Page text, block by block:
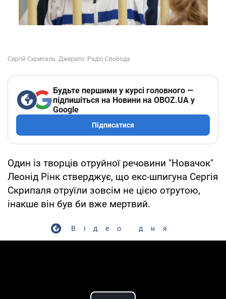
Будьте першими у курсі головного —
підпишіться на Новини на OBOZ.UA у
Google
Підписатися
Один із творців отруйної речовини "Новачок"
Леонід Рінк стверджує, що екс-шпигуна Сергія
Скрипаля отруїли зовсім не цією отрутою,
інакше він був би вже мертвий.
Відео дня